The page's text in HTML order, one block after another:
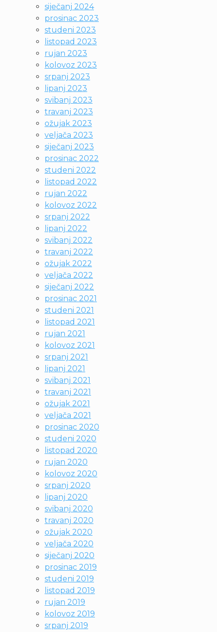
siječanj 2024
prosinac 2023
studeni 2023
listopad 2023
rujan 2023
kolovoz 2023
srpanj 2023
lipanj 2023
svibanj 2023
travanj 2023
ožujak 2023
veljača 2023
siječanj 2023
prosinac 2022
studeni 2022
listopad 2022
rujan 2022
kolovoz 2022
srpanj 2022
lipanj 2022
svibanj 2022
travanj 2022
ožujak 2022
veljača 2022
siječanj 2022
prosinac 2021
studeni 2021
listopad 2021
rujan 2021
kolovoz 2021
srpanj 2021
lipanj 2021
svibanj 2021
travanj 2021
ožujak 2021
veljača 2021
prosinac 2020
studeni 2020
listopad 2020
rujan 2020
kolovoz 2020
srpanj 2020
lipanj 2020
svibanj 2020
travanj 2020
ožujak 2020
veljača 2020
siječanj 2020
prosinac 2019
studeni 2019
listopad 2019
rujan 2019
kolovoz 2019
srpanj 2019